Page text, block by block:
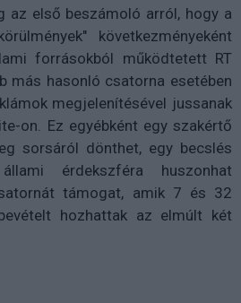
az első beszámoló arról, hogy a
következményeként
forrásokból működtetett RT
más hasonló csatorna esetében
megjelenítésével jussanak
on. Ez egyébként egy szakértő
sorsáról dönthet, egy becslés
érdekszféra huszonhat
támogat, amik 7 és 32
hozhattak az elmúlt két